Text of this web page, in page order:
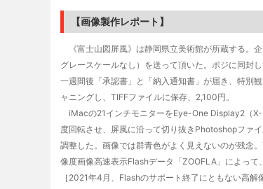
【画像製作レポート】
《富士山図屏風》は静岡県立美術館が所蔵する。
グレースケールなし）を送って頂いた。ポジに同封
一週間後「承認書」と「納入通知書」が届き、特別
ャニングし、TIFFファイルに保存、2,100円。
iMacの21インチモニターをEye-One Display2（
度回転させ、屏風に沿って切り抜きPhotoshopファ
調整した。画像では群青色がよく見えないのが残念
像度画像高速表示Flashデータ「ZOOFLA」によって
［2021年4月、Flashのサポート終了にともない高